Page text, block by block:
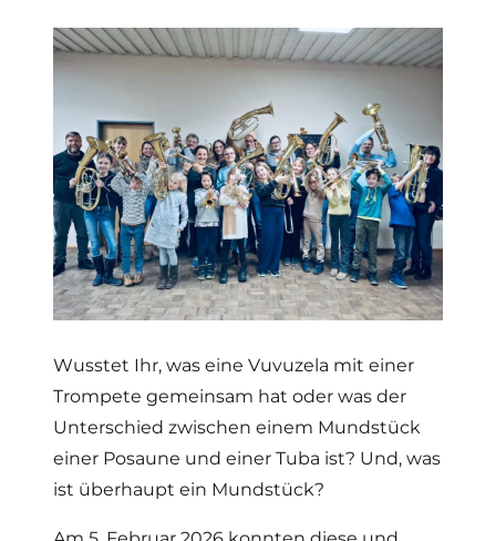
Wusstet Ihr, was eine Vuvuzela mit einer
Trompete gemeinsam hat oder was der
Unterschied zwischen einem Mundstück
einer Posaune und einer Tuba ist? Und, was
ist überhaupt ein Mundstück?